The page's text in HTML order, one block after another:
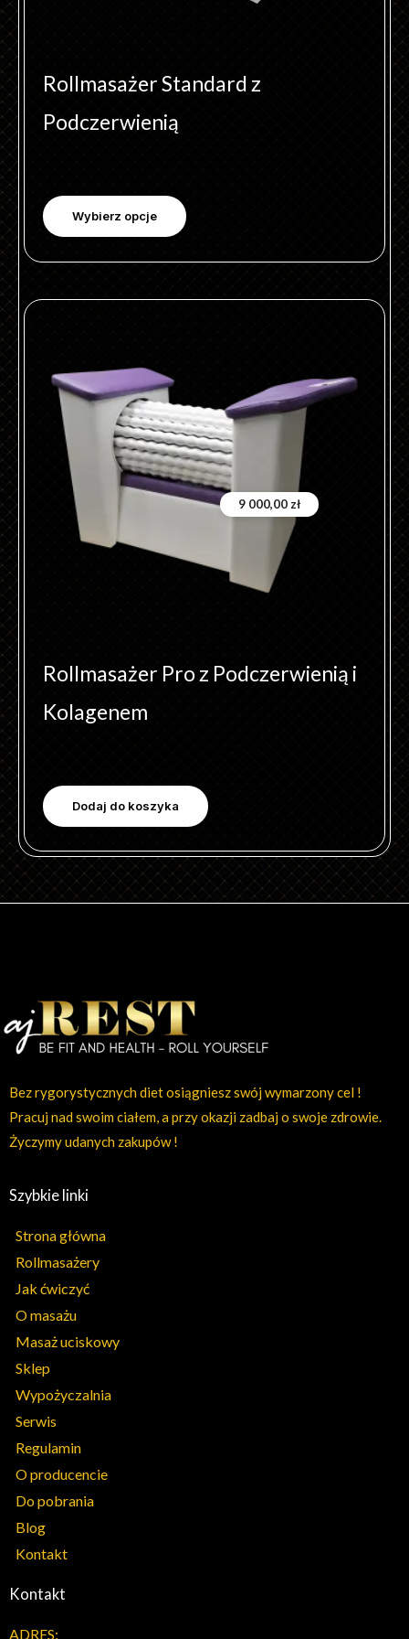
Rollmasażer Standard z
Podczerwienią
Wybierz opcje
9 000,00 zł
Rollmasażer Pro z Podczerwienią i
Kolagenem
Dodaj do koszyka
Bez rygorystycznych diet osiągniesz swój wymarzony cel !
Pracuj nad swoim ciałem, a przy okazji zadbaj o swoje zdrowie.
Życzymy udanych zakupów !
Szybkie linki
Strona główna
Rollmasażery
Jak ćwiczyć
O masażu
Masaż uciskowy
Sklep
Wypożyczalnia
Serwis
Regulamin
O producencie
Do pobrania
Blog
Kontakt
Kontakt
ADRES: